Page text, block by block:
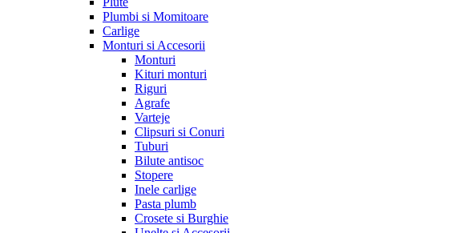
Plumbi si Momitoare
Carlige
Monturi si Accesorii
Monturi
Kituri monturi
Riguri
Agrafe
Varteje
Clipsuri si Conuri
Tuburi
Bilute antisoc
Stopere
Inele carlige
Pasta plumb
Crosete si Burghie